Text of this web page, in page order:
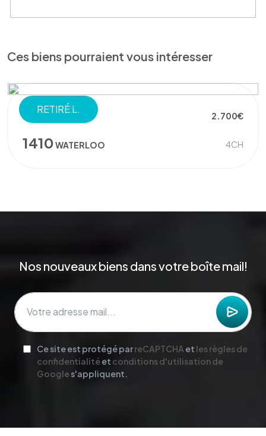
Ces biens pourraient vous intéresser
RETIRÉ L.
MAISON 2.700€
1410WATERLOO 4CH
Nos nouveaux biens dans votre boîte mail!
Ce site est protégé parreCAPTCHA et les règles de
confidentialitéet conditions d'utilisation de
Googles'appliquent.